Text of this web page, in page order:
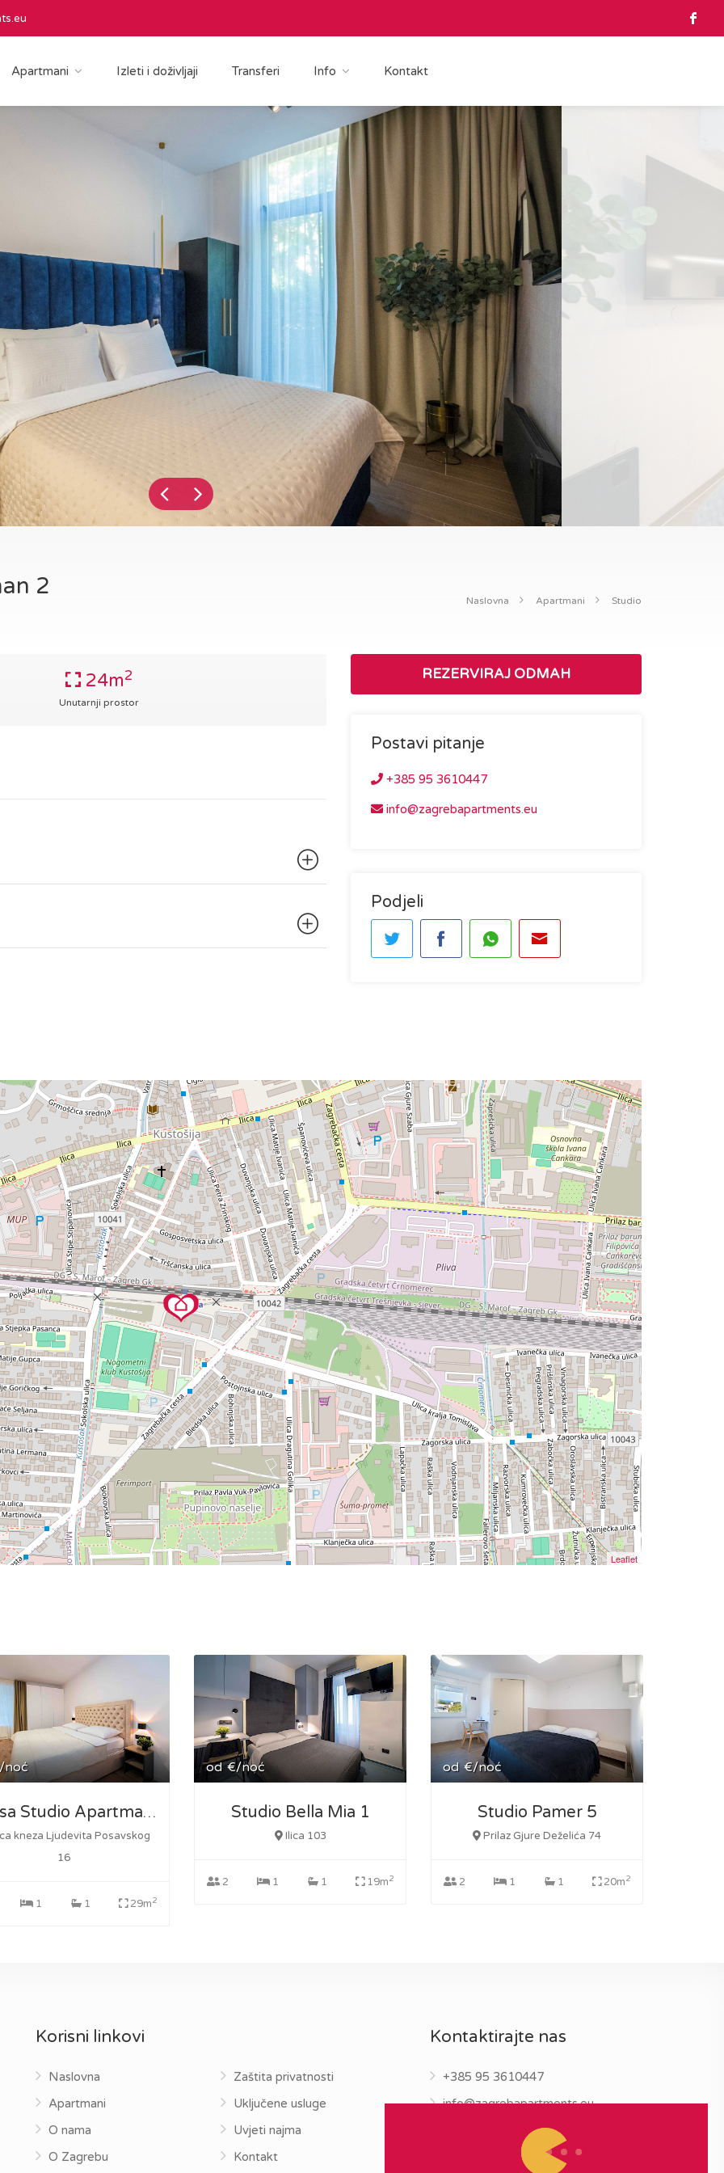
Apartmani Izleti i doživljaji Transferi Info Kontakt
2
Naslovna Apartmani Studio
REZERVIRAJ ODMAH
Postavi pitanje
+385 95 3610447
info@zagrebapartments.eu
Podjeli
24m2
Unutarnji prostor
Leaflet
noć
Possa Studio Apartman 2
kneza Ljudevita Posavskog
16
1 1 29m2
od €/noć
Studio Bella Mia 1
Ilica 103
2 1 1 19m2
od €/noć
Studio Pamer 5
Prilaz Gjure Deželića 74
2 1 1 20m2
Korisni linkovi
Naslovna
Apartmani
O nama
O Zagrebu
Zaštita privatnosti
Uključene usluge
Uvjeti najma
Kontakt
Kontaktirajte nas
+385 95 3610447
info@zagrebapartments.eu